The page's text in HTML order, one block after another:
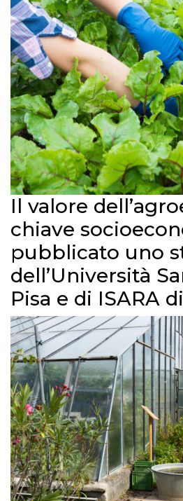
Il valore
chiave
pubblicato uno
dell’Università
Pisa e di ISARA